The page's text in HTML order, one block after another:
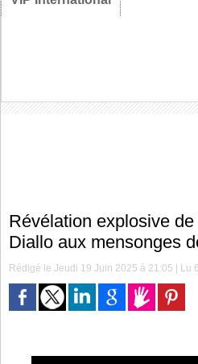
Révélation explosive
Diallo aux mensonges
Rédigé le Jeudi 19 Juin 2025 à 21:05 | Lu